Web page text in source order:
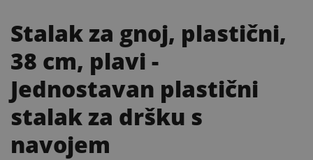
Stalak za gnoj, plastični,
38 cm, plavi -
Jednostavan plastični
stalak za dršku s
navojem